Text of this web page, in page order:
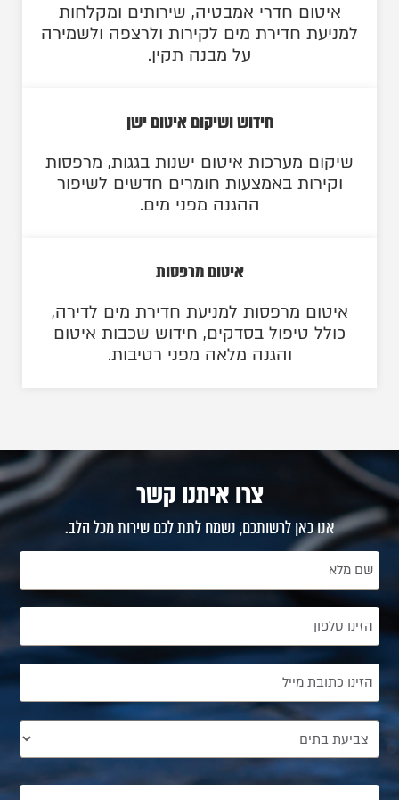
איטום חדרי אמבטיה, שירותים ומקלחות
למניעת חדירת מים לקירות ולרצפה ולשמירה
על מבנה תקין.
חידוש ושיקום איטום ישן
שיקום מערכות איטום ישנות בגגות, מרפסות
וקירות באמצעות חומרים חדשים לשיפור
ההגנה מפני מים.
איטום מרפסות
איטום מרפסות למניעת חדירת מים לדירה,
כולל טיפול בסדקים, חידוש שכבות איטום
והגנה מלאה מפני רטיבות.
צרו איתנו קשר
אנו כאן לרשותכם, נשמח לתת לכם שירות מכל הלב.